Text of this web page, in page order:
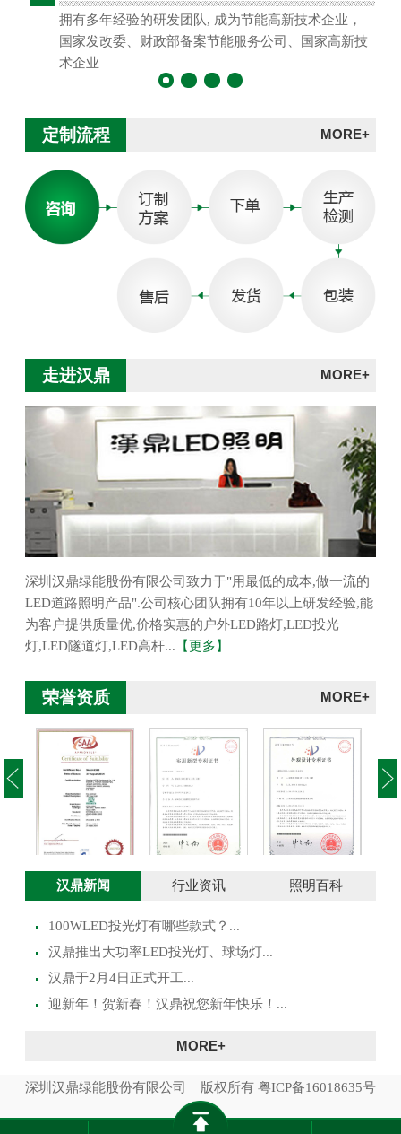
拥有多年经验的研发团队, 成为节能高新技术企业，
国家发改委、财政部备案节能服务公司、国家高新技
术企业
定制流程 MORE+
走进汉鼎 MORE+
深圳汉鼎绿能股份有限公司致力于"用最低的成本,做一流的
LED道路照明产品".公司核心团队拥有10年以上研发经验,能
为客户提供质量优,价格实惠的户外LED路灯,LED投光
灯,LED隧道灯,LED高杆... 【更多】
荣誉资质 MORE+
澳大利亚SAA证
书
投光灯实用新型
投光灯外观设计
汉鼎新闻 行业资讯 照明百科
100WLED投光灯有哪些款式？...
​汉鼎推出大功率LED投光灯、球场灯...
汉鼎于2月4日正式开工...
迎新年！贺新春！汉鼎祝您新年快乐！...
MORE+
深圳汉鼎绿能股份有限公司 版权所有 粤ICP备16018635号